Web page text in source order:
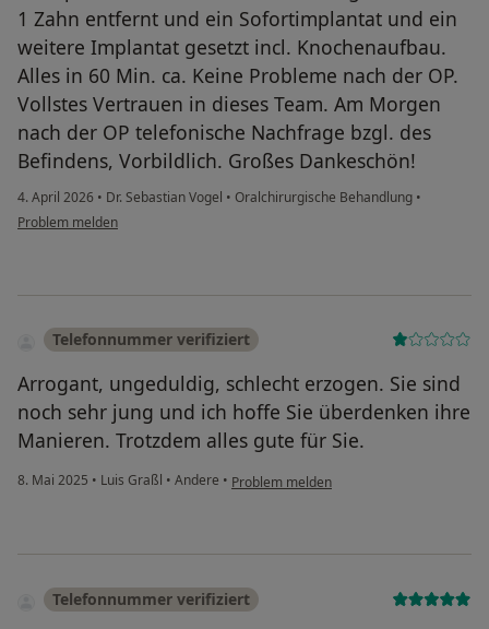
1 Zahn entfernt und ein Sofortimplantat und ein
weitere Implantat gesetzt incl. Knochenaufbau.
Alles in 60 Min. ca. Keine Probleme nach der OP.
Vollstes Vertrauen in dieses Team. Am Morgen
nach der OP telefonische Nachfrage bzgl. des
Befindens, Vorbildlich. Großes Dankeschön!
4. April 2026 • Dr. Sebastian Vogel • Oralchirurgische Behandlung •
Problem melden
Telefonnummer verifiziert
Arrogant, ungeduldig, schlecht erzogen. Sie sind
noch sehr jung und ich hoffe Sie überdenken ihre
Manieren. Trotzdem alles gute für Sie.
8. Mai 2025 • Luis Graßl • Andere • Problem melden
Telefonnummer verifiziert